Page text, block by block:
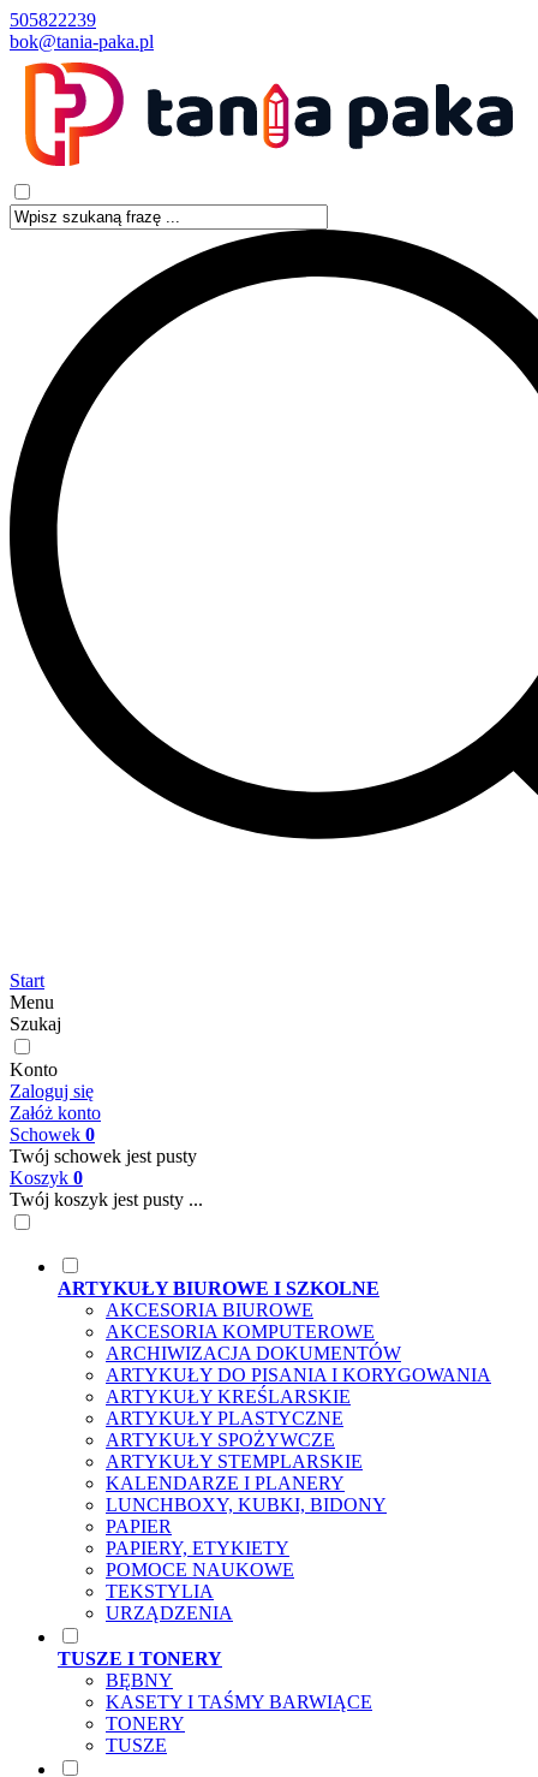
505822239
bok@tania-paka.pl
Start
Menu
Szukaj
Konto
Zaloguj się
Załóż konto
Schowek 0
Twój schowek jest pusty
Koszyk 0
Twój koszyk jest pusty ...
ARTYKUŁY BIUROWE I SZKOLNE
AKCESORIA BIUROWE
AKCESORIA KOMPUTEROWE
ARCHIWIZACJA DOKUMENTÓW
ARTYKUŁY DO PISANIA I KORYGOWANIA
ARTYKUŁY KREŚLARSKIE
ARTYKUŁY PLASTYCZNE
ARTYKUŁY SPOŻYWCZE
ARTYKUŁY STEMPLARSKIE
KALENDARZE I PLANERY
LUNCHBOXY, KUBKI, BIDONY
PAPIER
PAPIERY, ETYKIETY
POMOCE NAUKOWE
TEKSTYLIA
URZĄDZENIA
TUSZE I TONERY
BĘBNY
KASETY I TAŚMY BARWIĄCE
TONERY
TUSZE